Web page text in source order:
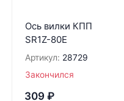
Ось вилки КПП
SR1Z-80Е
Артикул: 28729
Закончился
309 ₽